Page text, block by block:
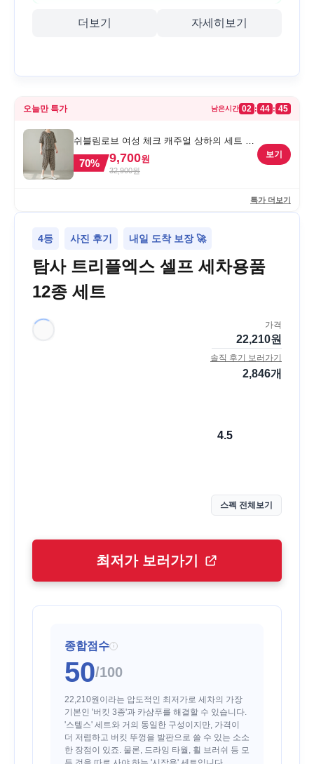
더보기 자세히보기
오늘만 특가 남은시간 02 : 44 : 45
쉬블림로브 여성 체크 캐주얼 상하의 세트 안
드리 GW1780, FREE, 1세트
70% 9,700원
32,900원
보기
특가 더보기
4등 사진 후기 내일 도착 보장 🚀
탐사 트리플엑스 셀프 세차용품
12종 세트
가격
22,210원
솔직 후기 보러가기
2,846개
4.5
스펙 전체보기
최저가 보러가기
종합점수 i
50/100
22,210원이라는 압도적인 최저가로 세차의 가장
기본인 '버킷 3종'과 카샴푸를 해결할 수 있습니다.
'스텔스' 세트와 거의 동일한 구성이지만, 가격이
더 저렴하고 버킷 뚜껑을 발판으로 쓸 수 있는 소소
한 장점이 있죠. 물론, 드라잉 타월, 휠 브러쉬 등 모